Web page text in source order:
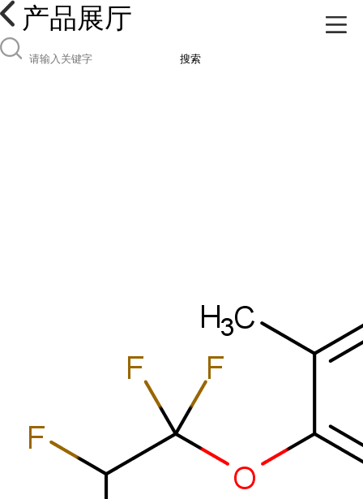
产品展厅
搜索